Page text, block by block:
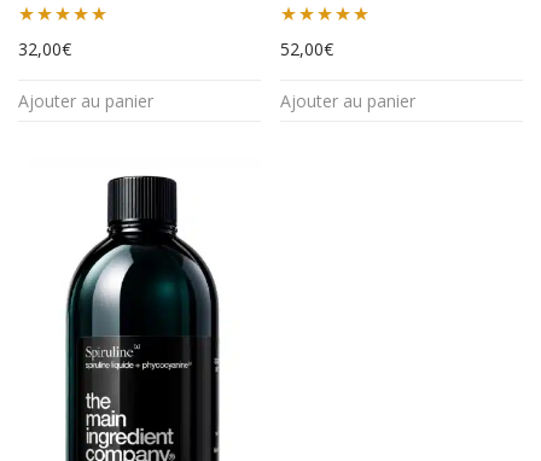
Note5.00
32,00€
Ajouter au panier
Note5.00
52,00€
Ajouter au panier